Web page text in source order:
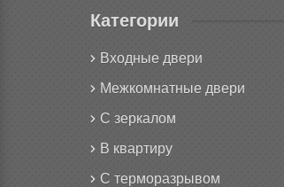
Категории
Входные двери
Межкомнатные двери
С зеркалом
В квартиру
С терморазрывом